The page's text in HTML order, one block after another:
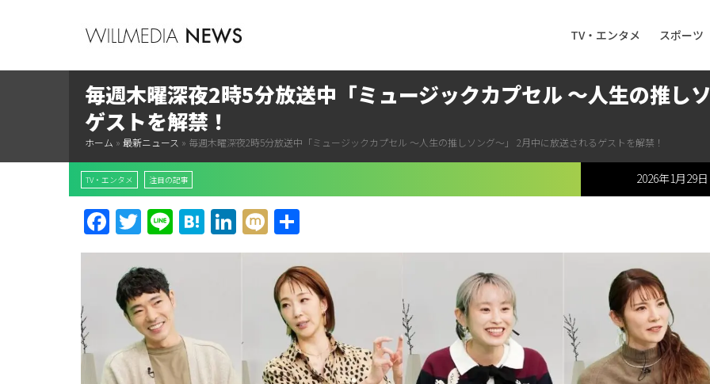
TV・エンタメ スポーツ
毎週木曜深夜2時5分放送中「ミュージックカプセル ～人生の推し
ゲストを解禁！
ホーム » 最新ニュース » 毎週木曜深夜2時5分放送中「ミュージックカプセル ～人生の推しソング～」 2月中に放送されるゲストを解禁！
TV・エンタメ 注目の記事 2026年1月29日
Facebook
Twitter
LineHatena
LinkedIn
Mixi
有